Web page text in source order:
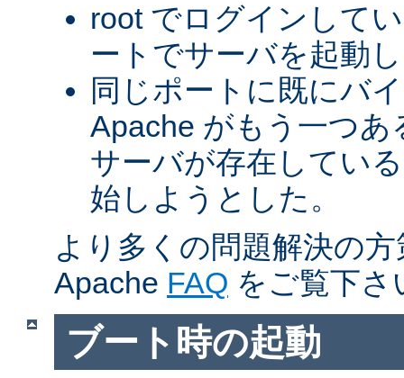
root でログインして
ートでサーバを起動
同じポートに既にバ
Apache がもう一つ
サーバが存在してい
始しようとした。
より多くの問題解決の
Apache FAQ をご覧下さ
ブート時の起動